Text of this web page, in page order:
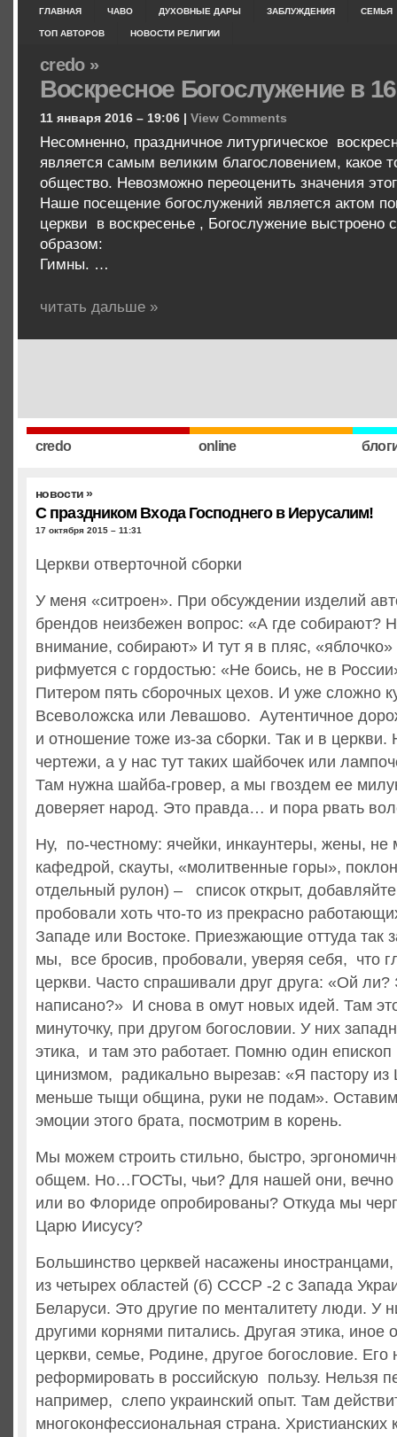
ГЛАВНАЯ ЧАВО ДУХОВНЫЕ ДАРЫ ЗАБЛУЖДЕНИЯ СЕМЬЯ
ТОП АВТОРОВ НОВОСТИ РЕЛИГИИ
credo »
Воскресное Богослужение в
11 января 2016 – 19:06 | View Comments
Несомненно, праздничное литургическое
является самым великим благословением, какое
общество. Невозможно переоценить значения
Наше посещение богослужений является актом
церкви в воскресенье , Богослужение
образом:
Гимны. …
читать дальше »
credo online
новости»
С праздником Входа Господнего в Иерусалим!
17 октября 2015 – 11:31
Церкви отверточной сборки
У меня «ситроен». При обсуждении изделий
брендов неизбежен вопрос: «А где собирают?
внимание, собирают» И тут я в пляс,
рифмуется с гордостью: «Не боись, не в
Питером пять сборочных цехов. И уже сложно
Всеволожска или Левашово. Аутентичное
и отношение тоже из-за сборки. Так и в
чертежи, а у нас тут таких шайбочек или
Там нужна шайба-гровер, а мы гвоздем ее
доверяет народ. Это правда… и пора рвать
Ну, по-честному: ячейки, инкаунтеры, жены, не
кафедрой, скауты, «молитвенные горы»,
отдельный рулон) – список открыт,
пробовали хоть что-то из прекрасно
Западе или Востоке. Приезжающие оттуда так
мы, все бросив, пробовали, уверяя себя, что
церкви. Часто спрашивали друг друга: «Ой ли?
написано?» И снова в омут новых идей. Там
минуточку, при другом богословии. У них
этика, и там это работает. Помню один епископ
цинизмом, радикально вырезав: «Я пастору из
меньше тыщи община, руки не подам». Оставим
эмоции этого брата, посмотрим в корень.
Мы можем строить стильно, быстро,
общем. Но…ГОСТы, чьи? Для нашей они, вечно
или во Флориде опробированы? Откуда мы
Царю Иисусу?
Большинство церквей насажены
из четырех областей (б) СССР -2 с Запада
Беларуси. Это другие по менталитету люди. У
другими корнями питались. Другая этика, иное
церкви, семье, Родине, другое богословие. Его
реформировать в российскую пользу. Нельзя
например, слепо украинский опыт. Там
многоконфессиональная страна. Христианских